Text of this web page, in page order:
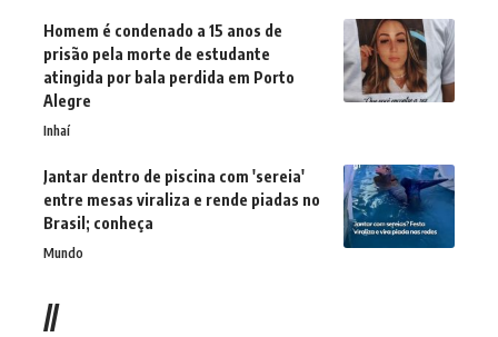
Homem é condenado a 15 anos de
prisão pela morte de estudante
atingida por bala perdida em Porto
Alegre
Inhaí
Jantar dentro de piscina com 'sereia'
entre mesas viraliza e rende piadas no
Brasil; conheça
Mundo
//